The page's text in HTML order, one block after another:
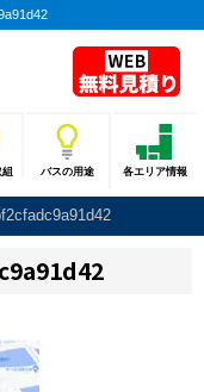
バスの用途 各エリア情報